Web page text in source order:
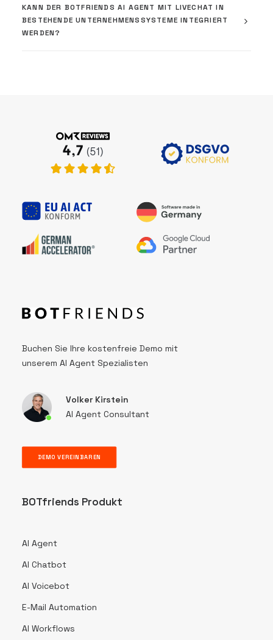
KANN DER BOTFRIENDS AI AGENT MIT LIVECHAT IN
BESTEHENDE UNTERNEHMENSSYSTEME INTEGRIERT
WERDEN?
Buchen Sie Ihre kostenfreie Demo mit
unserem AI Agent Spezialisten
Volker Kirstein
AI Agent Consultant
DEMO VEREINBAREN
BOTfriends Produkt
AI Agent
AI Chatbot
AI Voicebot
E-Mail Automation
AI Workflows